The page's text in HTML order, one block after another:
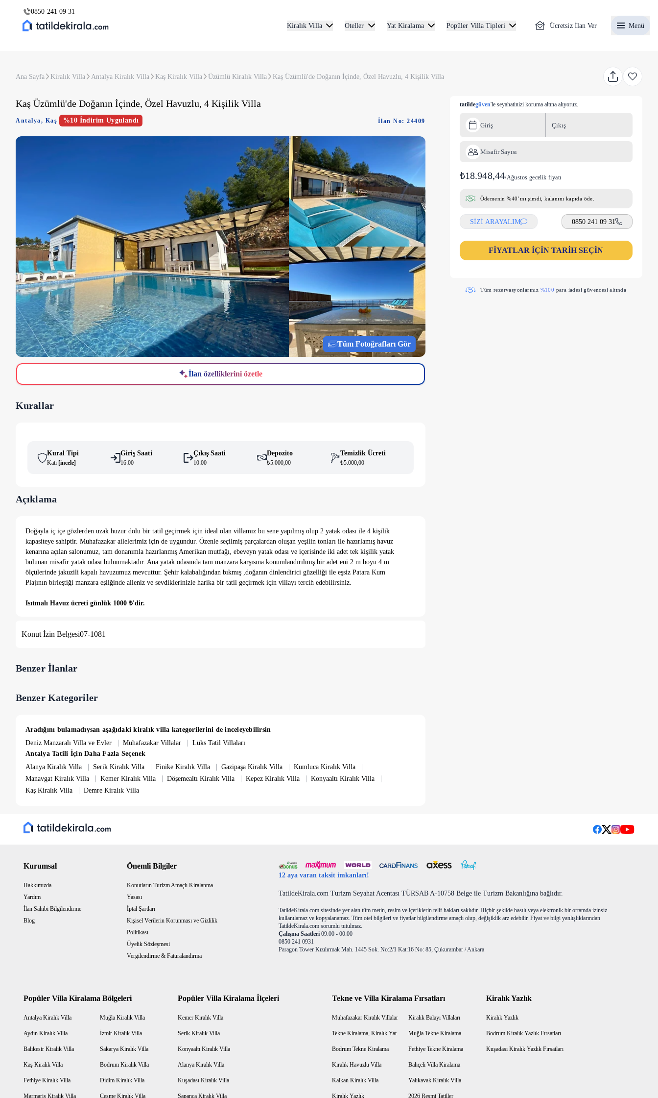
0850 241 09 31
Kiralık Villa
Oteller Yat Kiralama Popüler Villa Tipleri Ücretsiz İlan Ver Menü
Ana Sayfa Kiralık Villa Antalya Kiralık Villa Kaş Kiralık Villa Üzümlü Kiralık Villa Kaş Üzümlü'de Doğanın İçinde, Özel Havuzlu, 4 Kişilik Villa
Kaş Üzümlü'de Doğanın İçinde, Özel Havuzlu, 4 Kişilik Villa
Antalya, Kaş %10 İndirim Uygulandı İlan No: 24409
Tüm Fotoğrafları Gör
İlan özelliklerini özetle
Kurallar
Kural Tipi
Katı [i̇ncele]
Giriş Saati
16:00
Çıkış Saati
10:00
Depozito
₺5.000,00
Temizlik Ücreti
₺5.000,00
Açıklama
Doğayla iç içe gözlerden uzak huzur dolu bir tatil geçirmek için ideal olan villamız bu sene yapılmış olup 2 yatak odası ile 4 kişilik
kapasiteye sahiptir. Muhafazakar ailelerimiz için de uygundur. Özenle seçilmiş parçalardan oluşan yeşilin tonları ile hazırlamış havuz
kenarına açılan salonumuz, tam donanımla hazırlanmış Amerikan mutfağı, ebeveyn yatak odası ve içerisinde iki adet tek kişilik yatak
bulunan misafir yatak odası bulunmaktadır. Ana yatak odasında tam manzara karşısına konumlandırılmış bir adet eni 2 m boyu 4 m
ölçülerinde jakuzili kapalı havuzumuz mevcuttur. Şehir kalabalığından bıkmış ,doğanın dinlendirici güzelliği ile eşsiz Patara Kum
Plajının birleştiği manzara eşliğinde aileniz ve sevdiklerinizle harika bir tatil geçirmek için villayı tercih edebilirsiniz.
Isıtmalı Havuz ücreti günlük 1000 ₺'dir.
Konut İzin Belgesi07-1081
Benzer İlanlar
Benzer Kategoriler
Aradığını bulamadıysan aşağıdaki kiralık villa kategorilerini de inceleyebilirsin
Deniz Manzaralı Villa ve Evler
| Muhafazakar Villalar | Lüks Tatil Villaları
Antalya Tatili İçin Daha Fazla Seçenek
Alanya Kiralık Villa
| Serik Kiralık Villa | Finike Kiralık Villa | Gazipaşa Kiralık Villa | Kumluca Kiralık Villa |
Manavgat Kiralık Villa | Kemer Kiralık Villa | Döşemealtı Kiralık Villa | Kepez Kiralık Villa | Konyaaltı Kiralık Villa |
Kaş Kiralık Villa | Demre Kiralık Villa
tatildegüven'le seyahatinizi koruma altına alıyoruz.
Giriş Çıkış
Misafir Sayısı
₺18.948,44/Ağustos gecelik fiyatı
Ödemenin %40’ını şimdi, kalanını kapıda öde.
SİZİ ARAYALIM 0850 241 09 31
FİYATLAR İÇİN TARİH SEÇİN
Tüm rezervasyonlarınız %100 para iadesi güvencesi altında
Kurumsal
Hakkımızda
Yardım
İlan Sahibi Bilgilendirme
Blog
Önemli Bilgiler
Konutların Turizm Amaçlı Kiralanma
Yasası
İptal Şartları
Kişisel Verilerin Korunması ve Gizlilik
Politikası
Üyelik Sözleşmesi
Vergilendirme & Faturalandırma
12 aya varan taksit imkanları!
TatildeKirala.com Turizm Seyahat Acentası TÜRSAB A-10758 Belge ile Turizm Bakanlığına bağlıdır.
TatildeKirala.com sitesinde yer alan tüm metin, resim ve içeriklerin telif hakları saklıdır. Hiçbir şekilde basılı veya elektronik bir ortamda izinsiz
kullanılamaz ve kopyalanamaz. Tüm otel bilgileri ve fiyatlar bilgilendirme amaçlı olup, değişiklik arz edebilir. Fiyat ve bilgi yanlışlıklarından
TatildeKirala.com sorumlu tutulmaz.
Çalışma Saatleri 09:00 - 00:00
0850 241 0931
Paragon Tower Kızılırmak Mah. 1445 Sok. No:2/1 Kat:16 No: 85, Çukurambar / Ankara
Popüler Villa Kiralama Bölgeleri
Antalya Kiralık Villa Muğla Kiralık Villa
Aydın Kiralık Villa İzmir Kiralık Villa
Balıkesir Kiralık Villa Sakarya Kiralık Villa
Kaş Kiralık Villa Bodrum Kiralık Villa
Fethiye Kiralık Villa Didim Kiralık Villa
Marmaris Kiralık Villa Çeşme Kiralık Villa
Popüler Villa Kiralama İlçeleri
Kemer Kiralık Villa
Serik Kiralık Villa
Konyaaltı Kiralık Villa
Alanya Kiralık Villa
Kuşadası Kiralık Villa
Sapanca Kiralık Villa
Tekne ve Villa Kiralama Fırsatları
Muhafazakar Kiralık Villalar Kiralık Balayı Villaları
Tekne Kiralama, Kiralık Yat Muğla Tekne Kiralama
Bodrum Tekne Kiralama Fethiye Tekne Kiralama
Kiralık Havuzlu Villa Bahçeli Villa Kiralama
Kalkan Kiralık Villa Yalıkavak Kiralık Villa
Kiralık Yazlık 2026 Resmi Tatiller
Kiralık Yazlık
Kiralık Yazlık
Bodrum Kiralık Yazlık Fırsatları
Kuşadası Kiralık Yazlık Fırsatları